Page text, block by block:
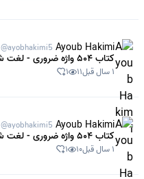
Ayoub Hakimi
@ayobhakimi5
کتاب 504 واژه ضروری - لغت شماره 49
1 سال قبل 11
1
Ayoub Hakimi
@ayobhakimi5
کتاب 504 واژه ضروری - لغت شماره 48
1 سال قبل 10
1